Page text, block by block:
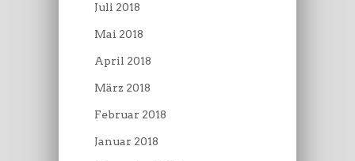
Juli 2018
Mai 2018
April 2018
März 2018
Februar 2018
Januar 2018